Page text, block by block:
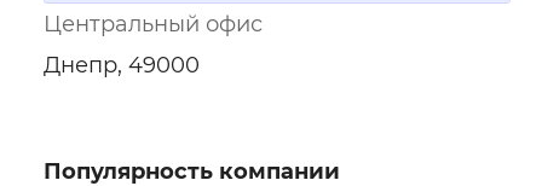
Центральный офис
Днепр, 49000
Популярность компании